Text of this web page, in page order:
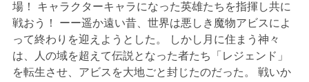
場！ キャラクターキャラになった英雄たちを指揮し共に
戦おう！ ーー遥か遠い昔、世界は悪しき魔物アビスによ
って終わりを迎えようとした。 しかし月に住まう神々
は、人の域を超えて伝説となった者たち「レジェンド」
を転生させ、アビスを大地ごと封じたのだった。 戦いか